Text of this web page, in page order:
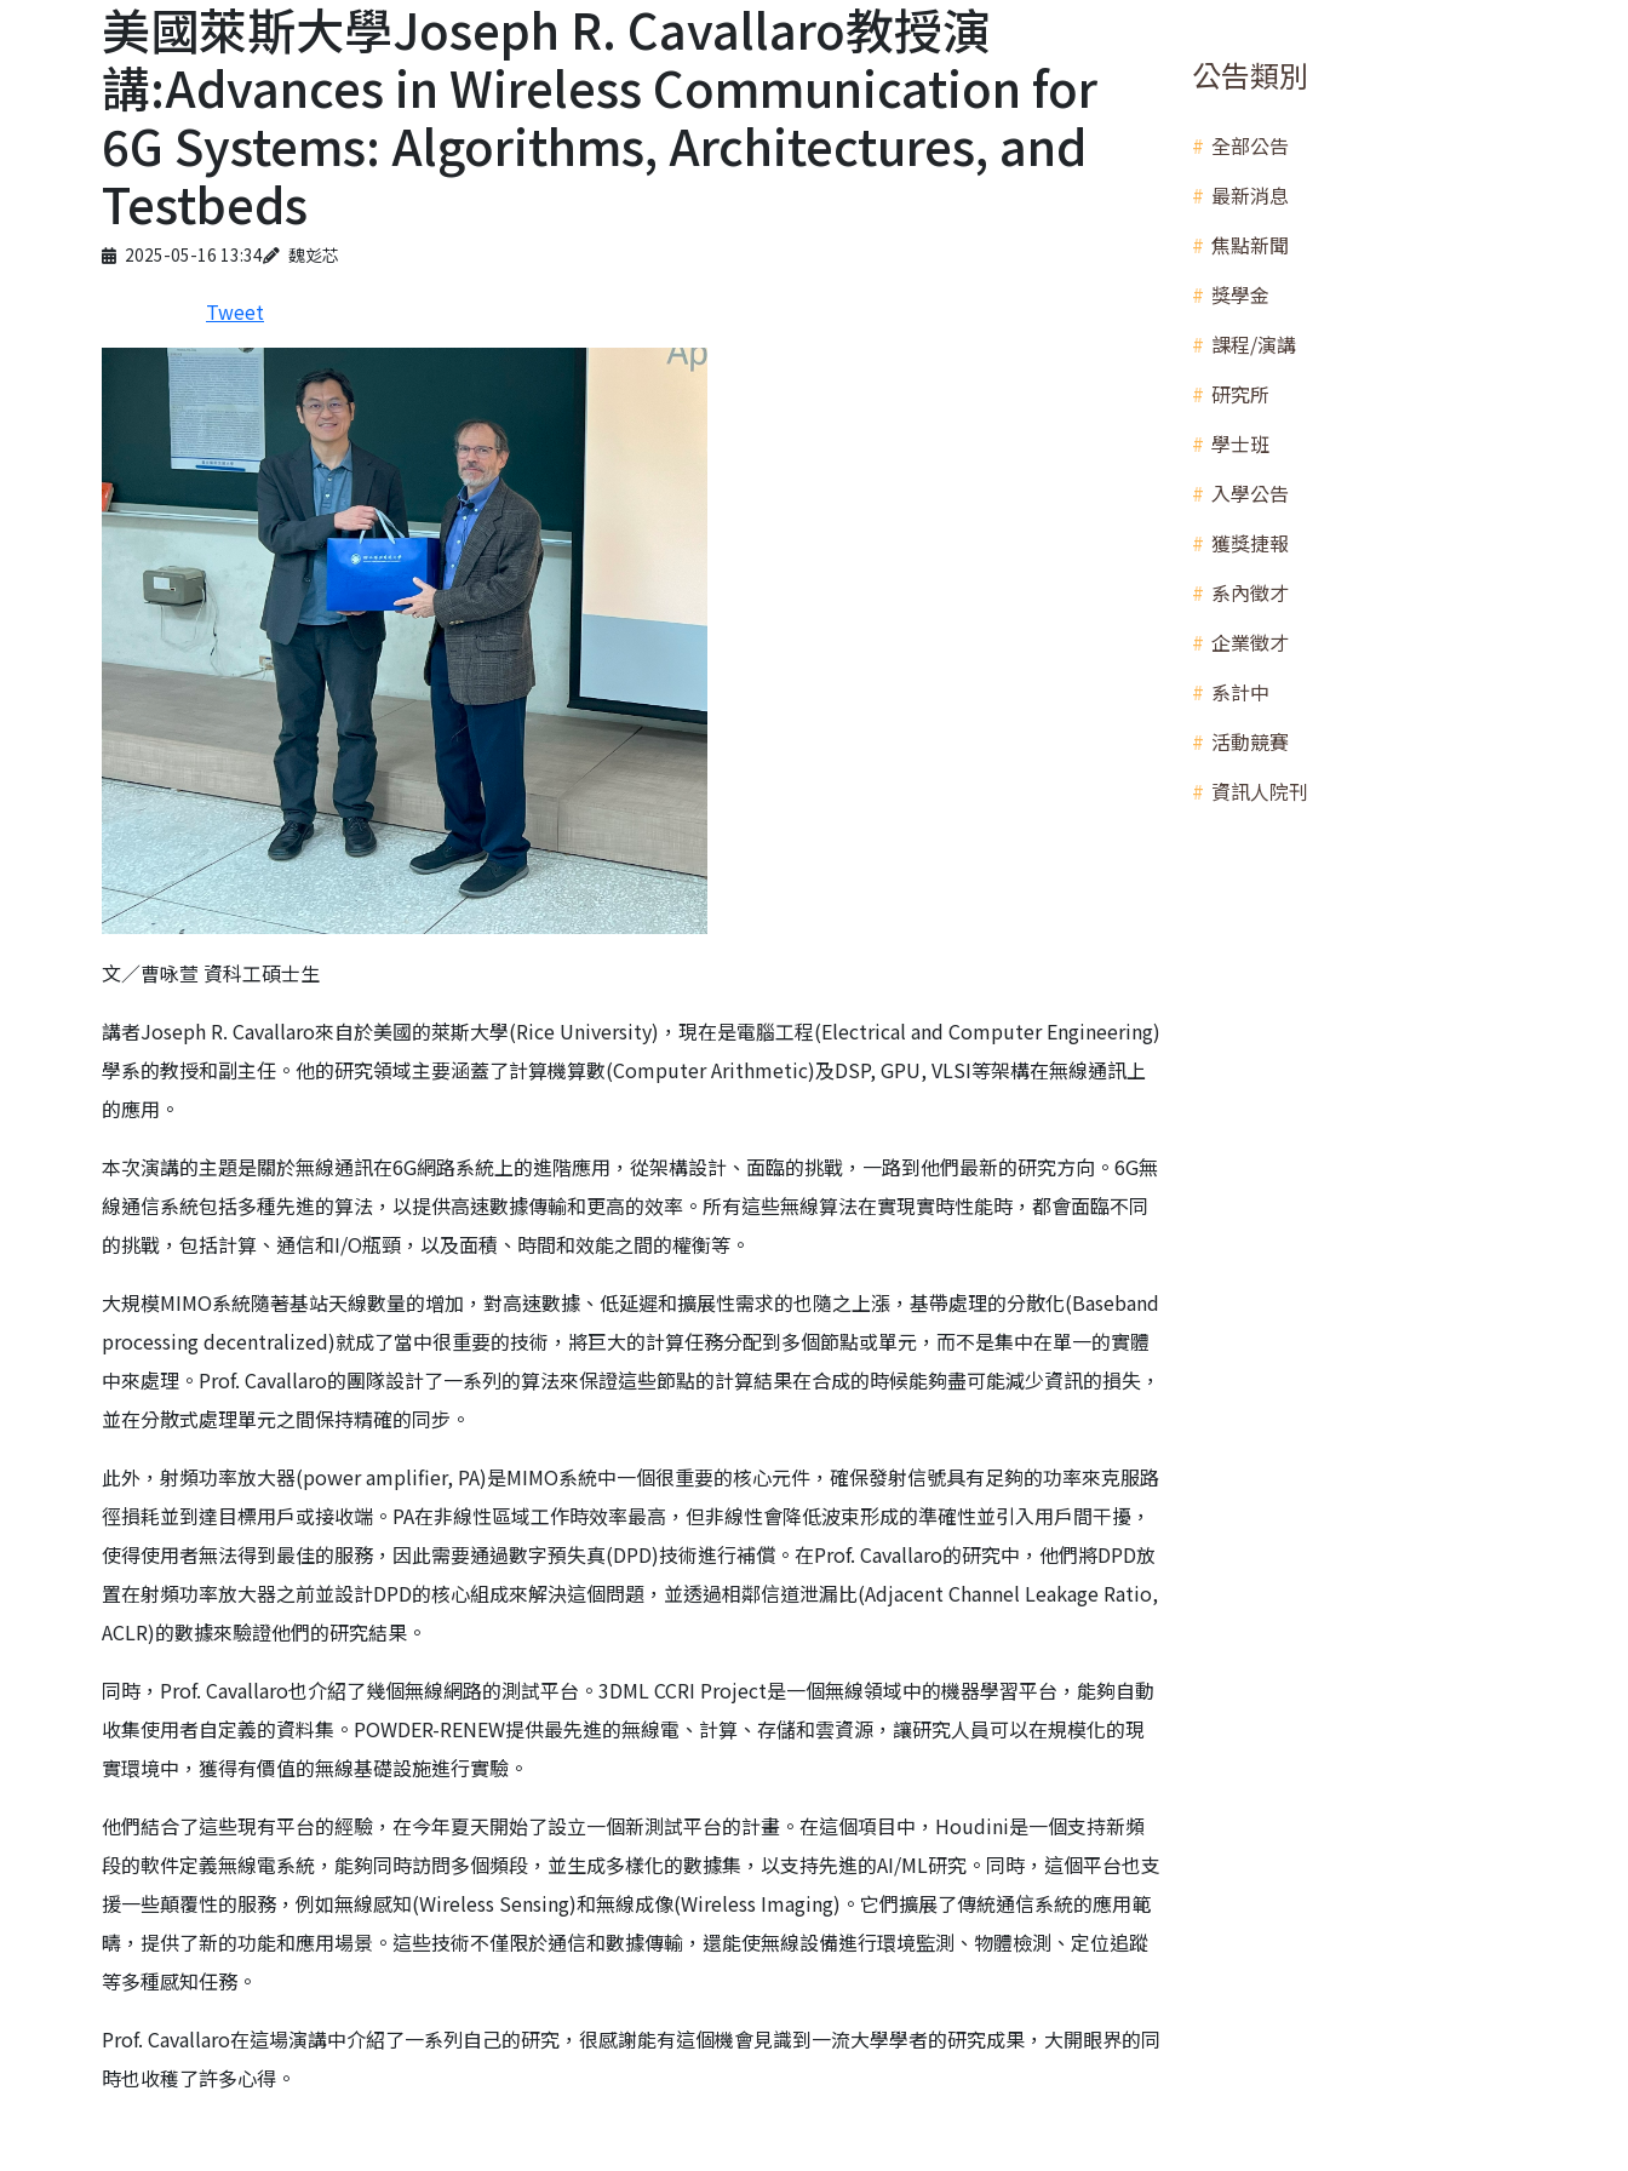
美國萊斯大學Joseph R. Cavallaro教授演
講:Advances in Wireless Communication for
6G Systems: Algorithms, Architectures, and
Testbeds
Published on
2025-05-16 13:34
Author 魏彣芯
Tweet
文／曹咏萱 資科工碩士生
講者Joseph R. Cavallaro來自於美國的萊斯大學(Rice University)，現在是電腦工程(Electrical and Computer Engineering)
學系的教授和副主任。他的研究領域主要涵蓋了計算機算數(Computer Arithmetic)及DSP, GPU, VLSI等架構在無線通訊上
的應用。
本次演講的主題是關於無線通訊在6G網路系統上的進階應用，從架構設計、面臨的挑戰，一路到他們最新的研究方向。6G無
線通信系統包括多種先進的算法，以提供高速數據傳輸和更高的效率。所有這些無線算法在實現實時性能時，都會面臨不同
的挑戰，包括計算、通信和I/O瓶頸，以及面積、時間和效能之間的權衡等。
大規模MIMO系統隨著基站天線數量的增加，對高速數據、低延遲和擴展性需求的也隨之上漲，基帶處理的分散化(Baseband
processing decentralized)就成了當中很重要的技術，將巨大的計算任務分配到多個節點或單元，而不是集中在單一的實體
中來處理。Prof. Cavallaro的團隊設計了一系列的算法來保證這些節點的計算結果在合成的時候能夠盡可能減少資訊的損失，
並在分散式處理單元之間保持精確的同步。
此外，射頻功率放大器(power amplifier, PA)是MIMO系統中一個很重要的核心元件，確保發射信號具有足夠的功率來克服路
徑損耗並到達目標用戶或接收端。PA在非線性區域工作時效率最高，但非線性會降低波束形成的準確性並引入用戶間干擾，
使得使用者無法得到最佳的服務，因此需要通過數字預失真(DPD)技術進行補償。在Prof. Cavallaro的研究中，他們將DPD放
置在射頻功率放大器之前並設計DPD的核心組成來解決這個問題，並透過相鄰信道泄漏比(Adjacent Channel Leakage Ratio,
ACLR)的數據來驗證他們的研究結果。
同時，Prof. Cavallaro也介紹了幾個無線網路的測試平台。3DML CCRI Project是一個無線領域中的機器學習平台，能夠自動
收集使用者自定義的資料集。POWDER-RENEW提供最先進的無線電、計算、存儲和雲資源，讓研究人員可以在規模化的現
實環境中，獲得有價值的無線基礎設施進行實驗。
他們結合了這些現有平台的經驗，在今年夏天開始了設立一個新測試平台的計畫。在這個項目中，Houdini是一個支持新頻
段的軟件定義無線電系統，能夠同時訪問多個頻段，並生成多樣化的數據集，以支持先進的AI/ML研究。同時，這個平台也支
援一些顛覆性的服務，例如無線感知(Wireless Sensing)和無線成像(Wireless Imaging)。它們擴展了傳統通信系統的應用範
疇，提供了新的功能和應用場景。這些技術不僅限於通信和數據傳輸，還能使無線設備進行環境監測、物體檢測、定位追蹤
等多種感知任務。
Prof. Cavallaro在這場演講中介紹了一系列自己的研究，很感謝能有這個機會見識到一流大學學者的研究成果，大開眼界的同
時也收穫了許多心得。
公告類別
全部公告
最新消息
焦點新聞
獎學金
課程/演講
研究所
學士班
入學公告
獲獎捷報
系內徵才
企業徵才
系計中
活動競賽
資訊人院刊